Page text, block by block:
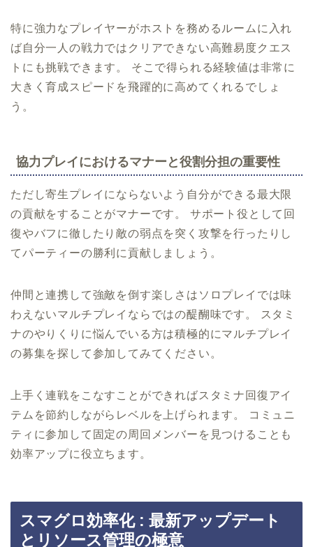
特に強力なプレイヤーがホストを務めるルームに入れ
ば自分一人の戦力ではクリアできない高難易度クエス
トにも挑戦できます。 そこで得られる経験値は非常に
大きく育成スピードを飛躍的に高めてくれるでしょ
う。
協力プレイにおけるマナーと役割分担の重要性
ただし寄生プレイにならないよう自分ができる最大限
の貢献をすることがマナーです。 サポート役として回
復やバフに徹したり敵の弱点を突く攻撃を行ったりし
てパーティーの勝利に貢献しましょう。
仲間と連携して強敵を倒す楽しさはソロプレイでは味
わえないマルチプレイならではの醍醐味です。 スタミ
ナのやりくりに悩んでいる方は積極的にマルチプレイ
の募集を探して参加してみてください。
上手く連戦をこなすことができればスタミナ回復アイ
テムを節約しながらレベルを上げられます。 コミュニ
ティに参加して固定の周回メンバーを見つけることも
効率アップに役立ちます。
スマグロ効率化 : 最新アップデート
とリソース管理の極意